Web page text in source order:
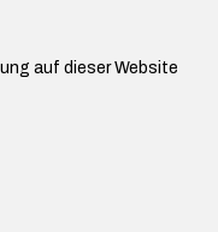
auf dieser Website